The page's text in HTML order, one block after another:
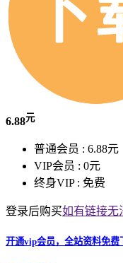
6.88元
普通会员 : 6.88元
VIP会员 : 0元
终身VIP : 免费
登录后购买如有链接无
开通vip会员，全站资料免费